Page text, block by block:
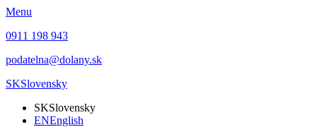
Menu
0911 198 943
podatelna@dolany.sk
SKSlovensky
SKSlovensky
ENEnglish